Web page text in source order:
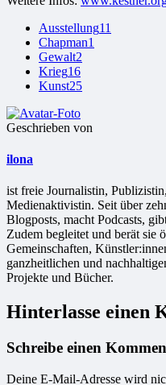
Ausstellung11
Chapman1
Gewalt2
Krieg16
Kunst25
Geschrieben von
ilona
ist freie Jour­na­lis­tin,
Medienaktivistin. Seit über
Blogposts, macht Podcasts,
Zudem begleitet und berät sie
Gemeinschaften,
ganzheitlichen und
Projekte und Bücher.
Hinterlasse einen
Schreibe einen
Deine E-Mail-Adresse wird